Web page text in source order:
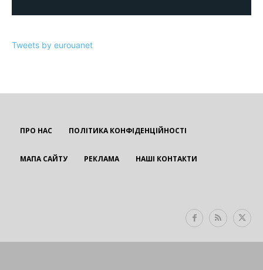
Tweets by eurouanet
ПРО НАС ПОЛІТИКА КОНФІДЕНЦІЙНОСТІ
МАПА САЙТУ РЕКЛАМА НАШІ КОНТАКТИ